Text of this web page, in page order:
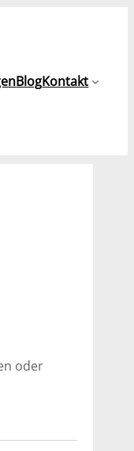
BlogKontakt
oder